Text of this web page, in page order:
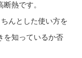
熱です。
んとした使い方を
を知っているか否